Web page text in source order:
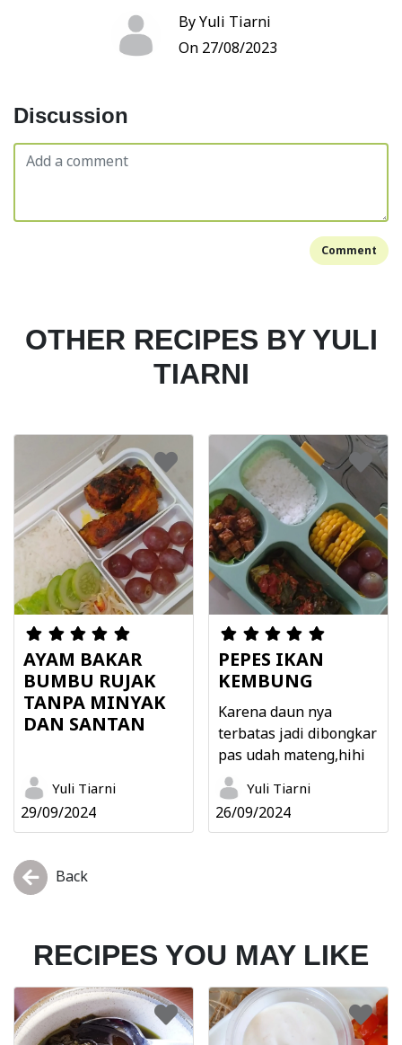
By Yuli Tiarni
On 27/08/2023
Discussion
Comment
OTHER RECIPES BY YULI
TIARNI
AYAM BAKAR
BUMBU RUJAK
TANPA MINYAK
DAN SANTAN
Yuli Tiarni
29/09/2024
PEPES IKAN
KEMBUNG
Karena daun nya
terbatas jadi dibongkar
pas udah mateng,hihi
Yuli Tiarni
26/09/2024
Back
RECIPES YOU MAY LIKE